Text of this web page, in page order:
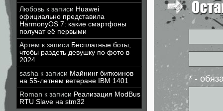
Любовь к записи Huawei
официально представила
HarmonyOS 7: какие смартфоны
получат её первыми
Артем к записи Бесплатные боты,
чтобы раздеть девушку по фото в
2024
sasha к записи Майнинг биткоинов
на 55-летнем ветеране IBM 1401
Roman к записи Реализация ModBus
RTU Slave на stm32
* -